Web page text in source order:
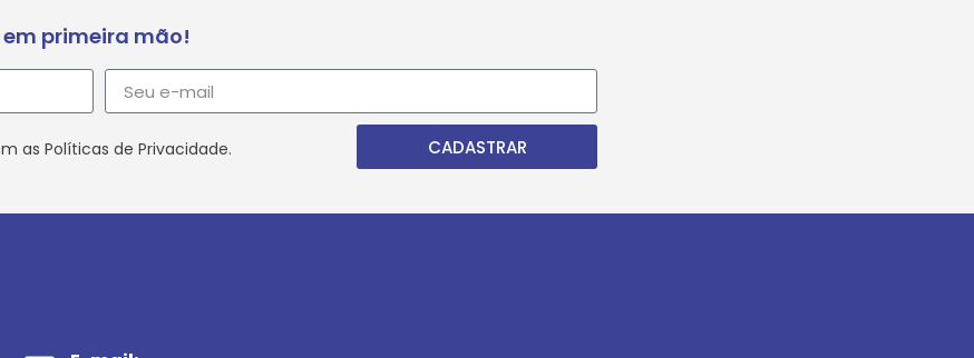
primeira mão!
as Políticas de Privacidade. CADASTRAR